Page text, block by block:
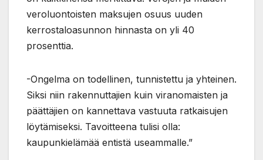
veroluontoisten maksujen osuus uuden
kerrostaloasunnon hinnasta on yli 40
prosenttia.
-Ongelma on todellinen, tunnistettu ja yhteinen.
Siksi niin rakennuttajien kuin viranomaisten ja
päättäjien on kannettava vastuuta ratkaisujen
löytämiseksi. Tavoitteena tulisi olla:
kaupunkielämää entistä useammalle.”